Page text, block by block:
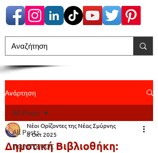
Ανάρτηση
All Posts
ΠΟΛΙΤΙΣΜΟΣ
All Posts
Δημοτική Βιβλιοθήκη:
Νέοι Ορίζοντες της Νέας Σμύρνης
8 Οκτ 2025